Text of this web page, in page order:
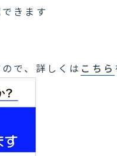
きます
で、詳しくは こちら